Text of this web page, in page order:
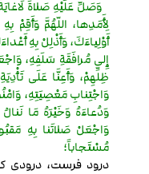
وَصَلِّ عَلَيْهِ صَلاةً
لِأَمَدِها، اللّهُمَّ وَأَقِمْ
أَوْلِياءَكَ، وَأَذْلِلْ بِهِ
إِلى مُرافَقَةِ سَلَفِهِ،
ظِلِّهِمْ، وَأَعِنَّا عَلَى
وَاجْتِنابِ مَعْصِيَتِهِ،
وَدُعاءَهُ وَخَيْرَهُ مَا
وَاجْعَلْ صَلاتَنا بِهِ
مُسْتَجاباً؛
درود فرست، درودی